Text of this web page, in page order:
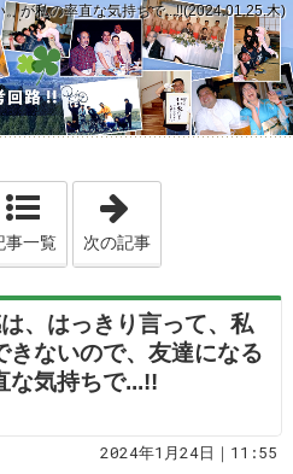
が私の率直な気持ちで...!!(2024.01.25.木)
第3051回 ターゲットをロックオンし
事一覧 次の記事
、はっきり言って、私
きないので、友達になる
な気持ちで...!!
2024年1月24日｜11:55